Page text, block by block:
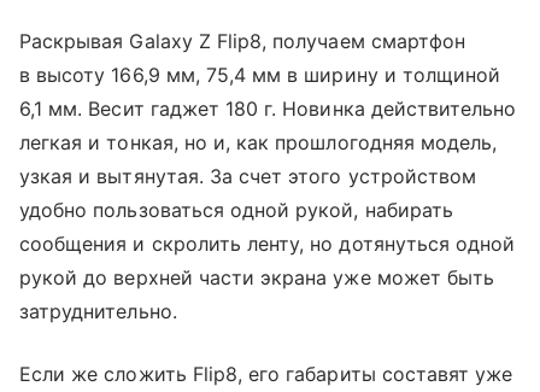
Раскрывая Galaxy Z Flip8, получаем смартфон
в высоту 166,9 мм, 75,4 мм в ширину и толщиной
6,1 мм. Весит гаджет 180 г. Новинка действительно
легкая и тонкая, но и, как прошлогодняя модель,
узкая и вытянутая. За счет этого устройством
удобно пользоваться одной рукой, набирать
сообщения и скролить ленту, но дотянуться одной
рукой до верхней части экрана уже может быть
затруднительно.
Если же сложить Flip8, его габариты составят уже